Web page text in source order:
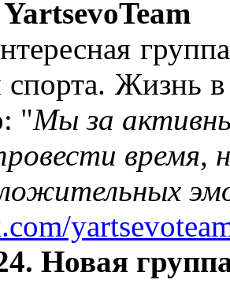
спорта. Жизнь
"Мы за
время,
Новая